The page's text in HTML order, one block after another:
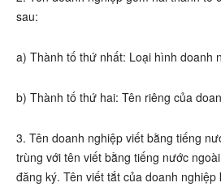
sau:
a) Thành tố thứ nhất: Loại hình doanh
b) Thành tố thứ hai: Tên riêng của
3. Tên doanh nghiệp viết bằng tiếng
trùng với tên viết bằng tiếng nước
đăng ký. Tên viết tắt của doanh